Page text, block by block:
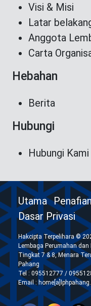
Visi & Misi
Latar
Anggota
Carta
Hebahan
Berita
Hubungi
Hubungi Kami
Utama
Dasar Privasi
Hakcipta Terpelihara ©
Lembaga Perumahan
Tingkat 7 & 8, Menara
Pahang
Tel : 095512777 /
Email :